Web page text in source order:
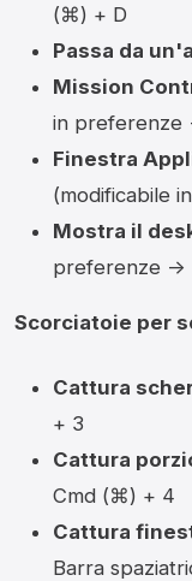
(⌘) + D
Passa da
Mission
in preferenze
Finestra
(modificabile
Mostra il
preferenze ->
Scorciatoie per
Cattura
+ 3
Cattura
Cmd (⌘) + 4
Cattura
Barra